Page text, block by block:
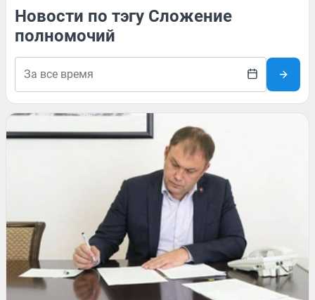
Новости по тэгу Сложение
полномочий